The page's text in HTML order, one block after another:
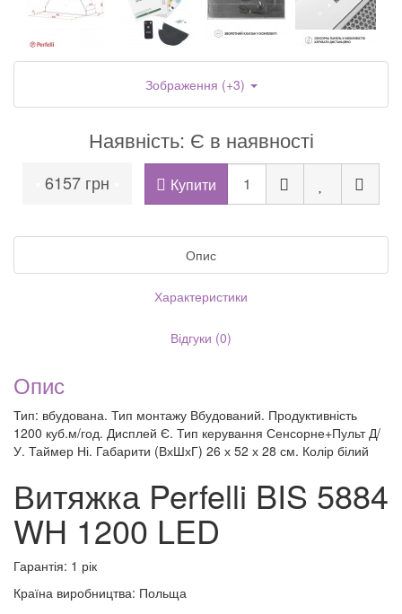
Наявність: Є в наявності
6157 грн Купити
Зображення (+3)
Опис
Характеристики
Відгуки (0)
Опис
Тип: вбудована. Тип монтажу Вбудований. Продуктивність
1200 куб.м/год. Дисплей Є. Тип керування Сенсорне+Пульт Д/
У. Таймер Ні. Габарити (ВхШхГ) 26 х 52 х 28 см. Колір білий
Витяжка Perfelli BIS 5884
WH 1200 LED
Гарантія: 1 рік
Країна виробництва: Польща